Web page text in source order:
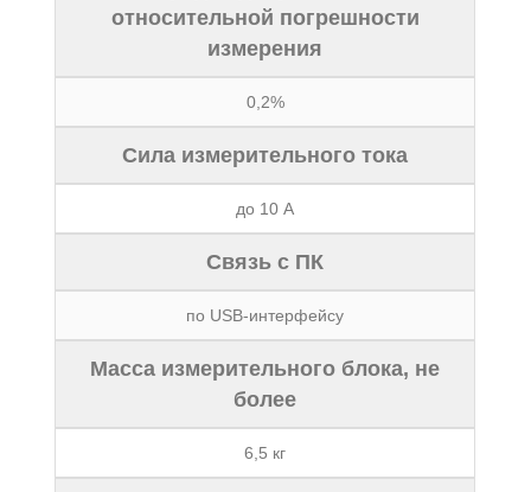
относительной погрешности
измерения
0,2%
Сила измерительного тока
до 10 А
Связь с ПК
по USB-интерфейсу
Масса измерительного блока, не
более
6,5 кг